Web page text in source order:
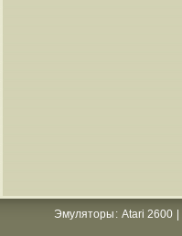
Эмуляторы : Atari 2600